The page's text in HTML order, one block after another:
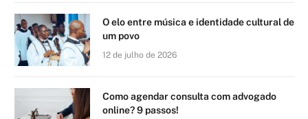
O elo entre música e identidade cultural de
um povo
12 de julho de 2026
Como agendar consulta com advogado
online? 9 passos!